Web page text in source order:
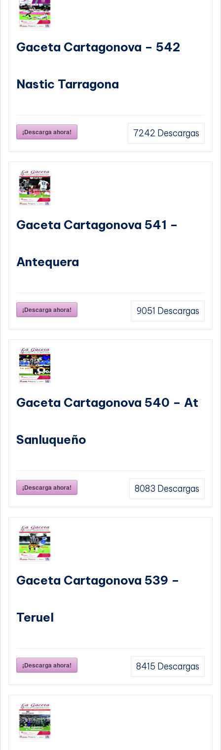
Gaceta Cartagonova – 542
Nastic Tarragona
¡Descarga ahora! 7242 Descargas
Gaceta Cartagonova 541 –
Antequera
¡Descarga ahora! 9051 Descargas
Gaceta Cartagonova 540 – At
Sanluqueño
¡Descarga ahora! 8083 Descargas
Gaceta Cartagonova 539 –
Teruel
¡Descarga ahora! 8415 Descargas